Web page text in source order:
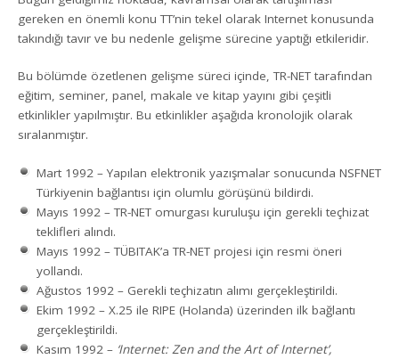
gereken en önemli konu TT’nin tekel olarak Internet konusunda
takındığı tavır ve bu nedenle gelişme sürecine yaptığı etkileridir.
Bu bölümde özetlenen gelişme süreci içinde, TR-NET tarafından
eğitim, seminer, panel, makale ve kitap yayını gibi çeşitli
etkinlikler yapılmıştır. Bu etkinlikler aşağıda kronolojik olarak
sıralanmıştır.
Mart 1992 – Yapılan elektronik yazışmalar sonucunda NSFNET
Türkiyenin bağlantısı için olumlu görüşünü bildirdi.
Mayıs 1992 – TR-NET omurgası kuruluşu için gerekli teçhizat
teklifleri alındı.
Mayıs 1992 – TÜBITAK’a TR-NET projesi için resmi öneri
yollandı.
Ağustos 1992 – Gerekli teçhizatın alımı gerçekleştirildi.
Ekim 1992 – X.25 ile RIPE (Holanda) üzerinden ilk bağlantı
gerçekleştirildi.
Kasım 1992 – ‘Internet: Zen and the Art of Internet’,